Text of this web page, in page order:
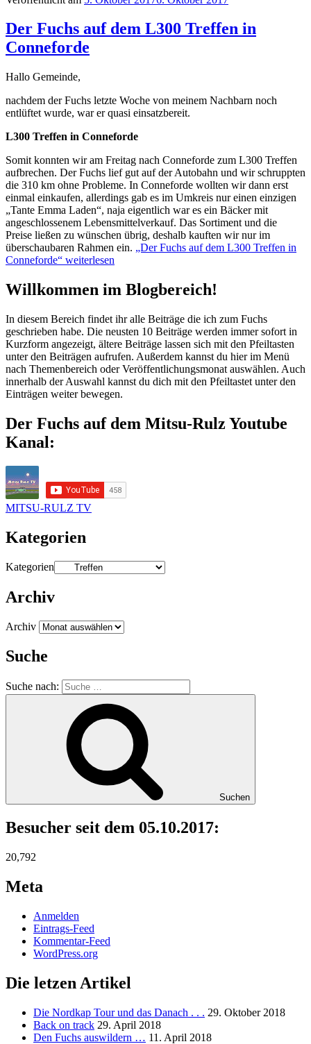
Der Fuchs auf dem L300 Treffen in
Conneforde
Hallo Gemeinde,
nachdem der Fuchs letzte Woche von meinem Nachbarn noch
entlüftet wurde, war er quasi einsatzbereit.
L300 Treffen in Conneforde
Somit konnten wir am Freitag nach Conneforde zum L300 Treffen
aufbrechen. Der Fuchs lief gut auf der Autobahn und wir schruppten
die 310 km ohne Probleme. In Conneforde wollten wir dann erst
einmal einkaufen, allerdings gab es im Umkreis nur einen einzigen
„Tante Emma Laden“, naja eigentlich war es ein Bäcker mit
angeschlossenem Lebensmittelverkauf. Das Sortiment und die
Preise ließen zu wünschen übrig, deshalb kauften wir nur im
überschaubaren Rahmen ein. „Der Fuchs auf dem L300 Treffen in
Conneforde“ weiterlesen
Willkommen im Blogbereich!
In diesem Bereich findet ihr alle Beiträge die ich zum Fuchs
geschrieben habe. Die neusten 10 Beiträge werden immer sofort in
Kurzform angezeigt, ältere Beiträge lassen sich mit den Pfeiltasten
unter den Beiträgen aufrufen. Außerdem kannst du hier im Menü
nach Themenbereich oder Veröffentlichungsmonat auswählen. Auch
innerhalb der Auswahl kannst du dich mit den Pfeiltastet unter den
Einträgen weiter bewegen.
Der Fuchs auf dem Mitsu-Rulz Youtube
Kanal:
MITSU-RULZ TV
Kategorien
Kategorien
Archiv
Archiv
Suche
Suche nach:
Suchen
Besucher seit dem 05.10.2017:
20,792
Meta
Anmelden
Eintrags-Feed
Kommentar-Feed
WordPress.org
Die letzen Artikel
Die Nordkap Tour und das Danach . . . 29. Oktober 2018
Back on track 29. April 2018
Den Fuchs auswildern … 11. April 2018